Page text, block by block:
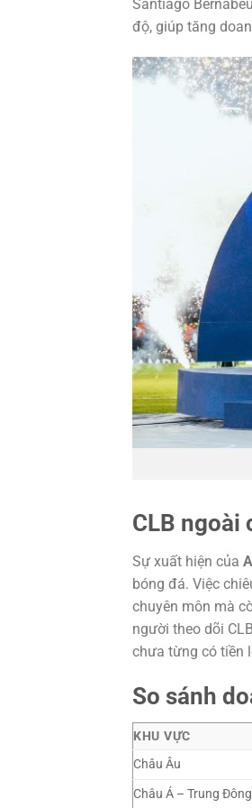
Santiago
độ, giúp tăng
CLB ngoài
Sự xuất hiện của
bóng đá. Việc
chuyên môn mà
người theo dõi
chưa từng có tiền
So sánh
KHU VỰC
Châu Âu
Châu Á – Trung Đông